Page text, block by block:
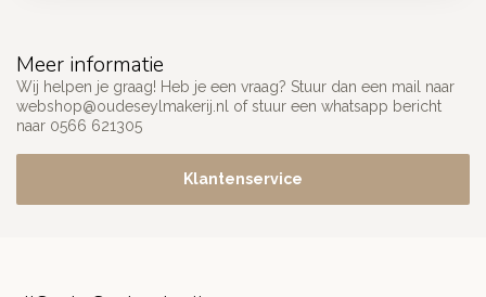
Meer informatie
Wij helpen je graag! Heb je een vraag? Stuur dan een mail naar
webshop@oudeseylmakerij.nl of stuur een whatsapp bericht
naar 0566 621305
Klantenservice